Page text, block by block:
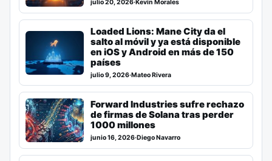
julio 20, 2026·Kevin Morales
Loaded Lions: Mane City da el
salto al móvil y ya está disponible
en iOS y Android en más de 150
países
julio 9, 2026·Mateo Rivera
Forward Industries sufre rechazo
de firmas de Solana tras perder
1000 millones
junio 16, 2026·Diego Navarro